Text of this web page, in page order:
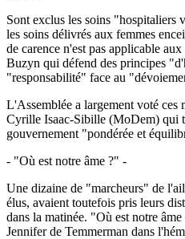
Sont exclus les soins "hospitaliers
les soins délivrés aux femmes
de carence n'est pas applicable
Buzyn qui défend des principes
"responsabilité" face au
L'Assemblée a largement voté ces
Cyrille Isaac-Sibille (MoDem) qui
gouvernement "pondérée et
- "Où est notre âme ?" -
Une dizaine de "marcheurs" de
élus, avaient toutefois pris leurs
dans la matinée. "Où est notre
Jennifer de Temmerman dans